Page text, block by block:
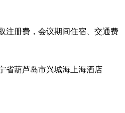
册费，会议期间住宿、交通费
葫芦岛市兴城海上海酒店